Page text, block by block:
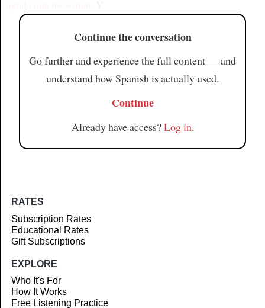
Continue the conversation
Go further and experience the full content — and
understand how Spanish is actually used.
Continue
Already have access?Log in.
RATES
Subscription Rates
Educational Rates
Gift Subscriptions
EXPLORE
Who It's For
How It Works
Free Listening Practice